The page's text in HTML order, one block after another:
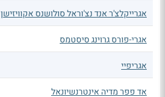
אגרייקלצ'ר אנד נצ'וראל סולושנס אקוויזישן
אגרי-פורס גרוינג סיסטמס
אגריפיי
אד פפר מדיה אינטרנשיונאל